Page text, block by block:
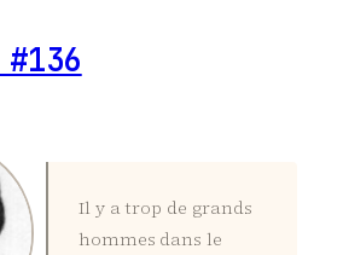
Il y a trop de grands
hommes dans le